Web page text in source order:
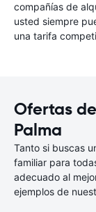
compañías de
usted siempre
una tarifa
Ofertas
Palma
Tanto si buscas
familiar para
adecuado al
ejemplos de